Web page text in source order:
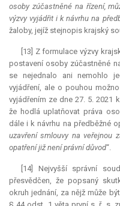
osoby zúčastněné na řízení,
výzvy vyjádřit i k návrhu na
žaloby, jejíž stejnopis krajský
[13] Z formulace výzvy
postavení osoby zúčastněné
se nejednalo ani nemohlo
vyjádření, ale o pouhou
vyjádřením ze dne 27. 5. 2021
že hodlá uplatňovat práva
dále i k návrhu na předběžné
uzavření smlouvy na veřejnou
opatření již není právní důvod“.
[14] Nejvyšší správní
přesvědčen, že popsaný
okruh jednání, za nějž může